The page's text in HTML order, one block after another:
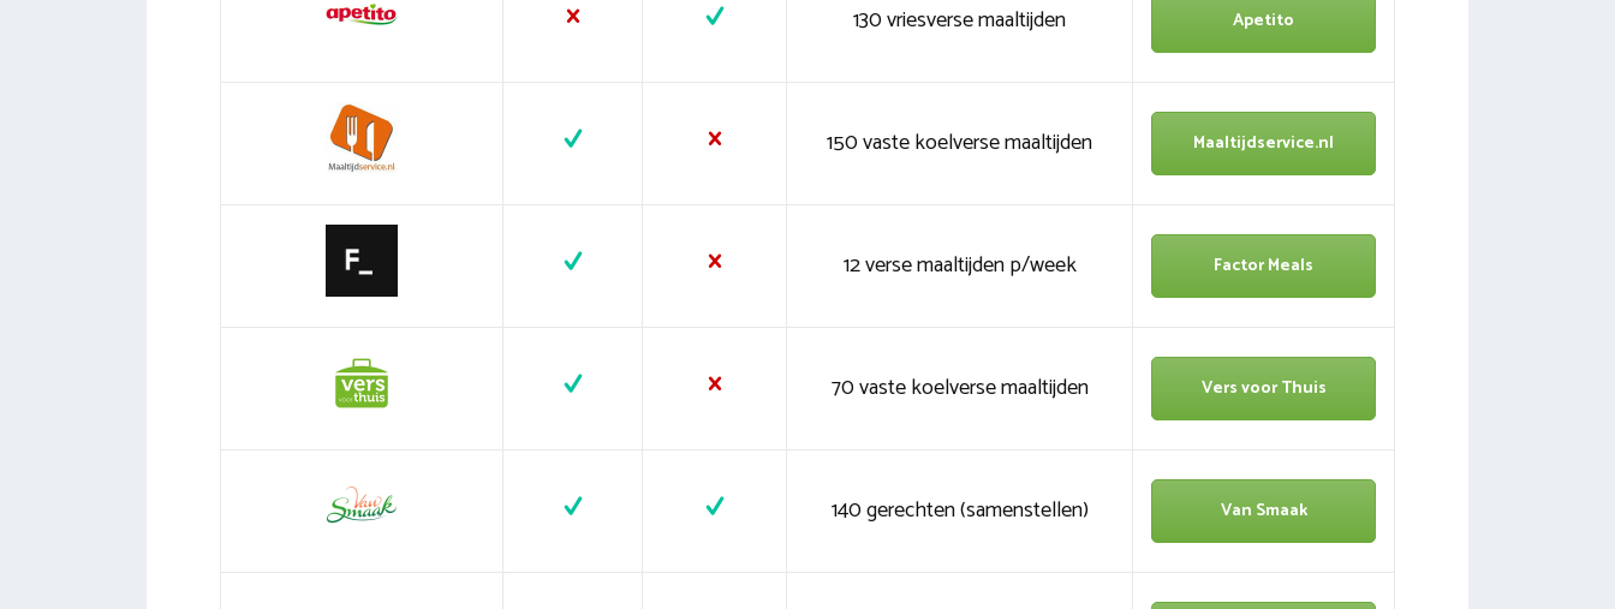
130 vriesverse maaltijden Apetito
150 vaste koelverse maaltijden Maaltijdservice.nl
12 verse maaltijden p/week Factor Meals
70 vaste koelverse maaltijden Vers voor Thuis
140 gerechten (samenstellen) Van Smaak